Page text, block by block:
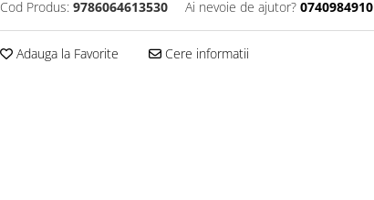
Cod Produs: 9786064613530 Ai nevoie de ajutor? 0740984910
Adauga la Favorite Cere informatii